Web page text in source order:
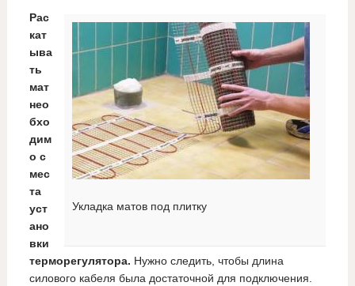
Укладка матов под плитку
Рас
кат
ыва
ть
мат
нео
бхо
дим
о с
мес
та
уст
ано
вки
терморегулятора. Нужно следить, чтобы длина
силового кабеля была достаточной для подключения.